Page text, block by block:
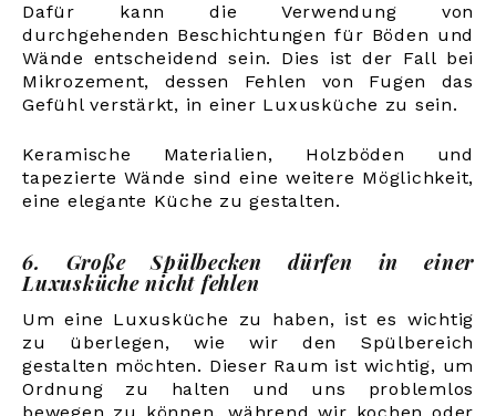
Dafür kann die Verwendung von
durchgehenden Beschichtungen für Böden und
Wände entscheidend sein. Dies ist der Fall bei
Mikrozement, dessen Fehlen von Fugen das
Gefühl verstärkt, in einer Luxusküche zu sein.
Keramische Materialien, Holzböden und
tapezierte Wände sind eine weitere Möglichkeit,
eine elegante Küche zu gestalten.
6. Große Spülbecken dürfen in einer
Luxusküche nicht fehlen
Um eine Luxusküche zu haben, ist es wichtig
zu überlegen, wie wir den Spülbereich
gestalten möchten. Dieser Raum ist wichtig, um
Ordnung zu halten und uns problemlos